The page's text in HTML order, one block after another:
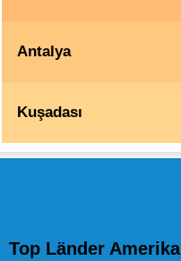
Antalya
Kuşadası
Top Länder Amerika